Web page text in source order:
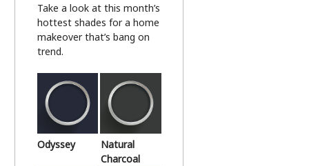
Take a look at this month’s
hottest shades for a home
makeover that’s bang on
trend.
Odyssey
Natural
Charcoal